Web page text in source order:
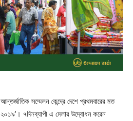
সম্মেলন কেন্দ্রে দেশে প্রথমবারের মত
৭দিনব্যাপী এ মেলার উদ্বোধন করেন